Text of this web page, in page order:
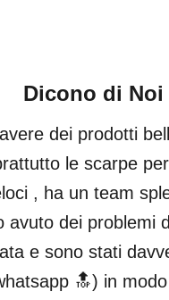
Dicono di Noi
dei prodotti
le scarpe
, ha un team
avuto dei problemi
e sono stati
🔝) in